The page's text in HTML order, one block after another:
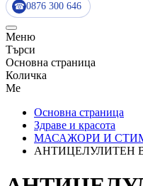
☎ 0876 300 646
Меню
Търси
Основна страница
Количка
Me
Основна страница
Здраве и красота
МАСАЖОРИ И
АНТИЦЕЛУЛИТЕН